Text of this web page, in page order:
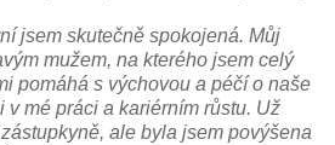
jsem skutečně spokojená. Můj
mužem, na kterého jsem celý
pomáhá s výchovou a péčí o naše
v mé práci a kariérním růstu. Už
ale byla jsem povýšena